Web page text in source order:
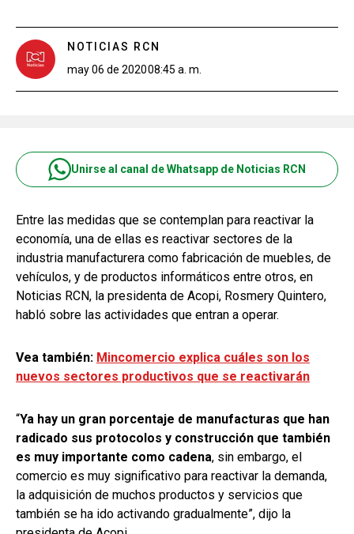
NOTICIAS RCN
may 06 de 202008:45 a. m.
Unirse al canal de Whatsapp de Noticias RCN
Entre las medidas que se contemplan para reactivar la
economía, una de ellas es reactivar sectores de la
industria manufacturera como fabricación de muebles, de
vehículos, y de productos informáticos entre otros, en
Noticias RCN, la presidenta de Acopi, Rosmery Quintero,
habló sobre las actividades que entran a operar.
Vea también: Mincomercio explica cuáles son los
nuevos sectores productivos que se reactivarán
“Ya hay un gran porcentaje de manufacturas que han
radicado sus protocolos y construcción que también
es muy importante como cadena, sin embargo, el
comercio es muy significativo para reactivar la demanda,
la adquisición de muchos productos y servicios que
también se ha ido activando gradualmente”, dijo la